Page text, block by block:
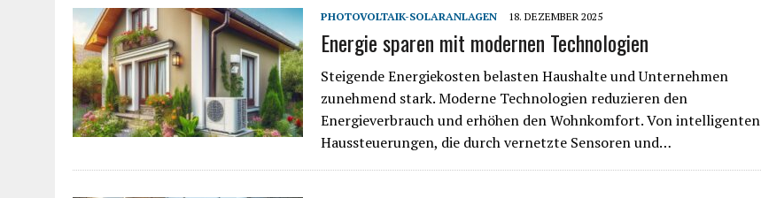
PHOTOVOLTAIK-SOLARANLAGEN 18. DEZEMBER 2025
Energie sparen mit modernen Technologien
Steigende Energiekosten belasten Haushalte und Unternehmen
zunehmend stark. Moderne Technologien reduzieren den
Energieverbrauch und erhöhen den Wohnkomfort. Von intelligenten
Haussteuerungen, die durch vernetzte Sensoren und…